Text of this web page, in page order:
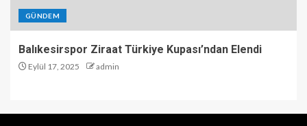
GÜNDEM
Balıkesirspor Ziraat Türkiye Kupası’ndan Elendi
Eylül 17, 2025 admin